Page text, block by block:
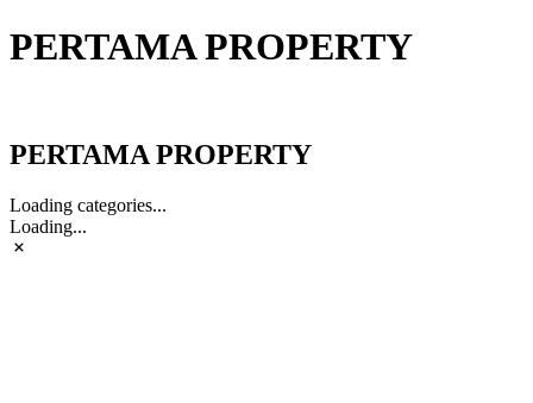
PERTAMA PROPERTY
PERTAMA PROPERTY
Loading categories...
Loading...